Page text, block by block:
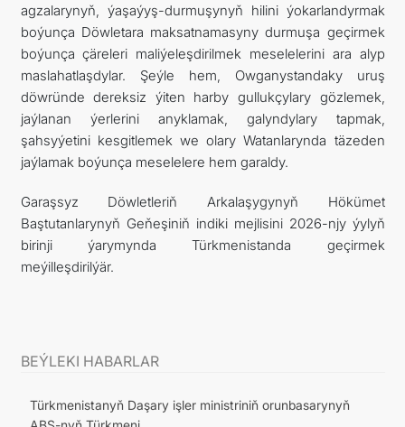
agzalarynyň, ýaşaýyş-durmuşynyň hilini ýokarlandyrmak
boýunça Döwletara maksatnamasyny durmuşa geçirmek
boýunça çäreleri maliýeleşdirilmek meselelerini ara alyp
maslahatlaşdylar. Şeýle hem, Owganystandaky uruş
döwründe dereksiz ýiten harby gullukçylary gözlemek,
jaýlanan ýerlerini anyklamak, galyndylary tapmak,
şahsyýetini kesgitlemek we olary Watanlarynda täzeden
jaýlamak boýunça meselelere hem garaldy.
Garaşsyz Döwletleriň Arkalaşygynyň Hökümet
Baştutanlarynyň Geňeşiniň indiki mejlisini 2026-njy ýylyň
birinji ýarymynda Türkmenistanda geçirmek
meýilleşdirilýär.
BEÝLEKI HABARLAR
Türkmenistanyň Daşary işler ministriniň orunbasarynyň